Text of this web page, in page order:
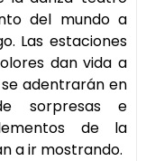
del mundo a
Las estaciones
dan vida a
adentrarán en
sorpresas e
de la
a ir mostrando.